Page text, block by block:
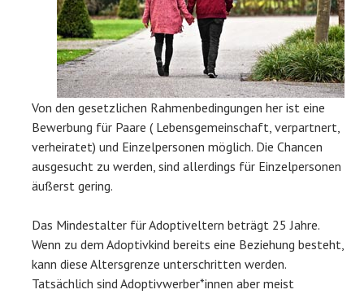
Von den gesetzlichen Rahmenbedingungen her ist eine
Bewerbung für Paare ( Lebensgemeinschaft, verpartnert,
verheiratet) und Einzelpersonen möglich. Die Chancen
ausgesucht zu werden, sind allerdings für Einzelpersonen
äußerst gering.
Das Mindestalter für Adoptiveltern beträgt 25 Jahre.
Wenn zu dem Adoptivkind bereits eine Beziehung besteht,
kann diese Altersgrenze unterschritten werden.
Tatsächlich sind Adoptivwerber*innen aber meist